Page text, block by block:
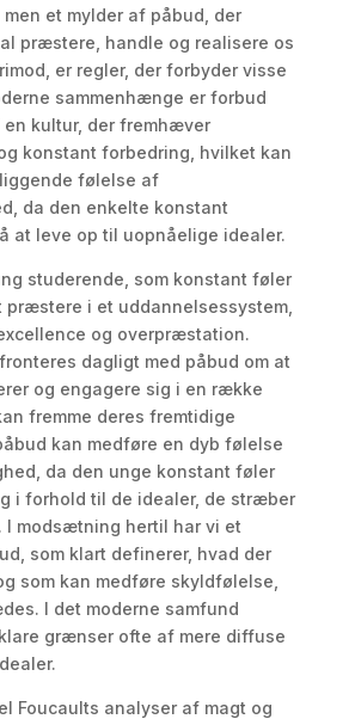
et mylder af påbud, der
præstere, handle og realisere os
er regler, der forbyder visse
sammenhænge er forbud
kultur, der fremhæver
konstant forbedring, hvilket kan
følelse af
da den enkelte konstant
at leve op til uopnåelige idealer.
studerende, som konstant føler
præstere i et uddannelsessystem,
og overpræstation.
dagligt med påbud om at
og engagere sig i en række
fremme deres fremtidige
kan medføre en dyb følelse
da den unge konstant føler
i forhold til de idealer, de stræber
I modsætning hertil har vi et
som klart definerer, hvad der
som kan medføre skyldfølelse,
I det moderne samfund
grænser ofte af mere diffuse
Foucaults analyser af magt og